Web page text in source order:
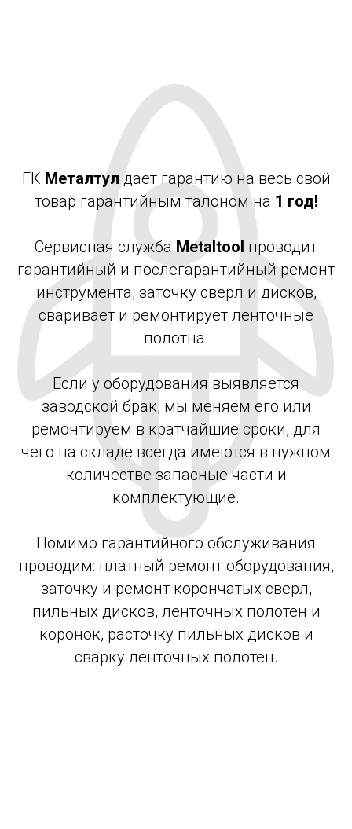
ГК Металтулдает гарантию на весь свой
товар гарантийным талоном на 1 год!
Сервисная службаMetaltool проводит
гарантийный и послегарантийный ремонт
инструмента, заточку сверл и дисков,
сваривает и ремонтирует ленточные
полотна.
Если у оборудования выявляется
заводской брак, мы меняем его или
ремонтируем в кратчайшие сроки, для
чего на складе всегда имеются в нужном
количестве запасные части и
комплектующие.
Помимо гарантийного обслуживания
проводим: платный ремонт оборудования,
заточку и ремонт корончатых сверл,
пильных дисков, ленточных полотен и
коронок, расточку пильных дисков и
сварку ленточных полотен.